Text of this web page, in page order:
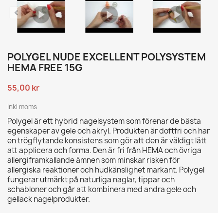
POLYGEL NUDE EXCELLENT POLYSYSTEM
HEMA FREE 15G
55,00 kr
Inkl moms
Polygel är ett hybrid nagelsystem som förenar de bästa
egenskaper av gele och akryl. Produkten är doftfri och har
en trögflytande konsistens som gör att den är väldigt lätt
att applicera och forma. Den är fri från HEMA och övriga
allergiframkallande ämnen som minskar risken för
allergiska reaktioner och hudkänslighet markant. Polygel
fungerar utmärkt på naturliga naglar, tippar och
schabloner och går att kombinera med andra gele och
gellack nagelprodukter.